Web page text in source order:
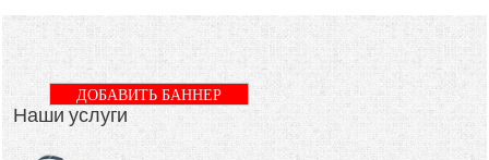
Наши услуги
ДОБАВИТЬ БАННЕР